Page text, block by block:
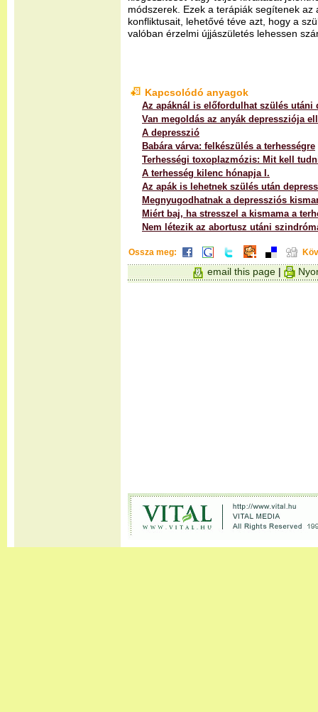
módszerek. Ezek a terápiák segítenek az
konfliktusait, lehetővé téve azt, hogy a
valóban érzelmi újjászületés lehessen
Kapcsolódó anyagok
Az apáknál is előfordulhat szülés utáni
Van megoldás az anyák depressziója
A depresszió
Babára várva: felkészülés a terhességre
Terhességi toxoplazmózis: Mit kell
A terhesség kilenc hónapja I.
Az apák is lehetnek szülés után
Megnyugodhatnak a depressziós
Miért baj, ha stresszel a kismama a
Nem létezik az abortusz utáni
Ossza meg:
email this page |